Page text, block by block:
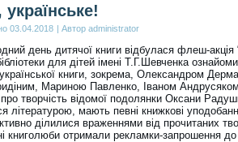
03.04.2018 | Автор administrator
день дитячої книги відбулася флеш-акція
для дітей імені Т.Г.Шевченка
книги, зокрема, Олександром
Мариною Павленко, Іваном
про творчість відомої подолянки Оксани
літературою, мають певні книжкові
ділилися враженнями від прочитаних
книголюби отримали рекламки-запрошення до